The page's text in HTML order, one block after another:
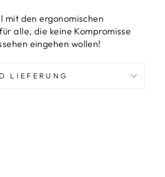
mit den ergonomischen
alle, die keine Kompromisse
eingehen wollen!
LIEFERUNG